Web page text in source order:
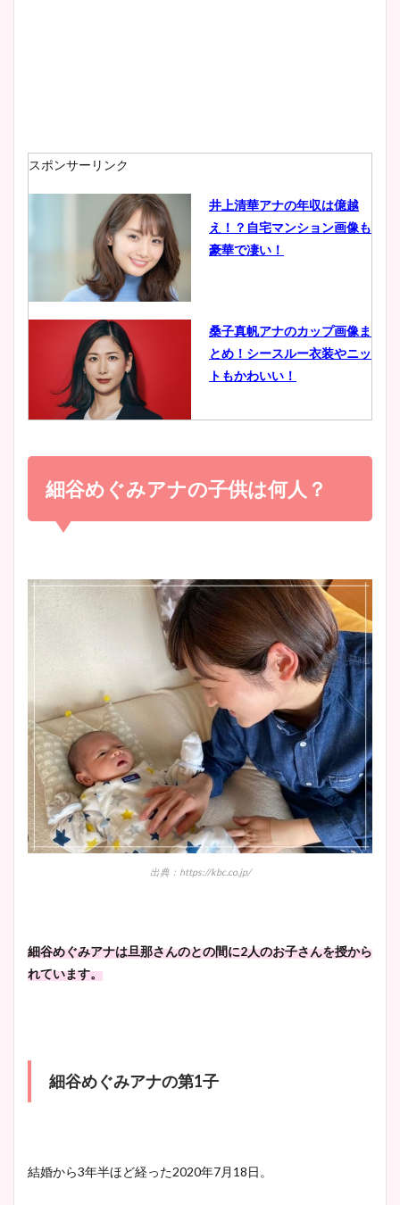
肉も凄い！
鈴木唯の太ってた時の体重が
ヤバすぎww原因や痩せたダ
豊島実季アナのカップ画像ま
とめ！美脚や水着姿に年齢も
宇賀神メグアナのニット画像
池谷実悠アナのメガネ画像が
かわいい！カップや水着姿も
まとめた！
スポンサーリンク
井上清華アナの年収は億越
え！？自宅マンション画像も
豪華で凄い！
桑子真帆アナのカップ画像ま
とめ！シースルー衣装やニッ
トもかわいい！
小室瑛莉子のカップ画像まと
め！足が美脚でニット衣装も
かわいい！
清水麻椰アナのかわいい画
像！身長やカップ、同期や
wikiプロフもチェック！
大家彩香アナのかわいいカッ
プ画像まとめ！同期や実家に
wikiプロフも！
安藤萌々アナのカップ画像や
ニット衣装まとめ！美足の筋
肉も凄い！
鈴木唯の太ってた時の体重が
豊島実季アナのカップ画像ま
細谷めぐみアナの子供は何人？
出典：https://kbc.co.jp/
細谷めぐみアナは旦那さんのとの間に2人のお子さんを授から
れています。
細谷めぐみアナの第1子
結婚から3年半ほど経った2020年7月18日。